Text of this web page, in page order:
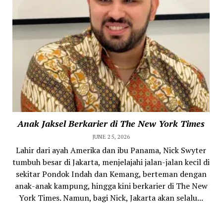
Anak Jaksel Berkarier di The New York Times
JUNE 25, 2026
Lahir dari ayah Amerika dan ibu Panama, Nick Swyter
tumbuh besar di Jakarta, menjelajahi jalan-jalan kecil di
sekitar Pondok Indah dan Kemang, berteman dengan
anak-anak kampung, hingga kini berkarier di The New
York Times. Namun, bagi Nick, Jakarta akan selalu...